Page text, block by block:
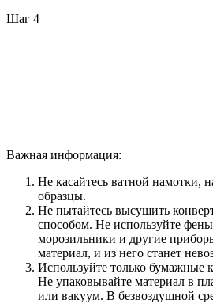
Шаг 4
Важная информация:
Не касайтесь ватной намотки,
образцы.
Не пытайтесь высушить
способом. Не используйте
морозильники и другие
материал, и из него станет
Используйте только бумажные
Не упаковывайте материал в
или вакуум. В безвоздушной